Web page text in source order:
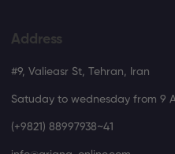
Address
#9, Valieasr St, Tehran, Iran
Satuday to wednesday from 9
(+9821) 88997938~41